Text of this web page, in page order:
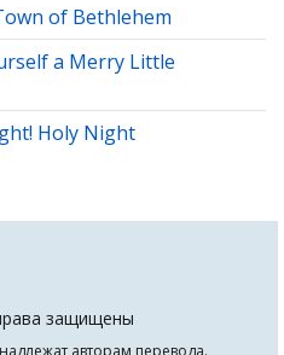
of Bethlehem
a Merry Little
Holy Night
защищены
авторам перевода.